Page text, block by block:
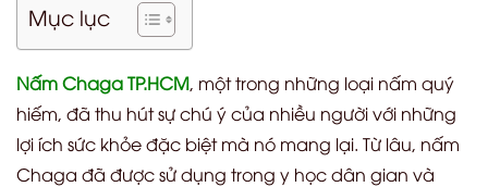
Mục lục
Nấm Chaga TP.HCM, một trong những loại nấm quý
hiếm, đã thu hút sự chú ý của nhiều người với những
lợi ích sức khỏe đặc biệt mà nó mang lại. Từ lâu, nấm
Chaga đã được sử dụng trong y học dân gian và